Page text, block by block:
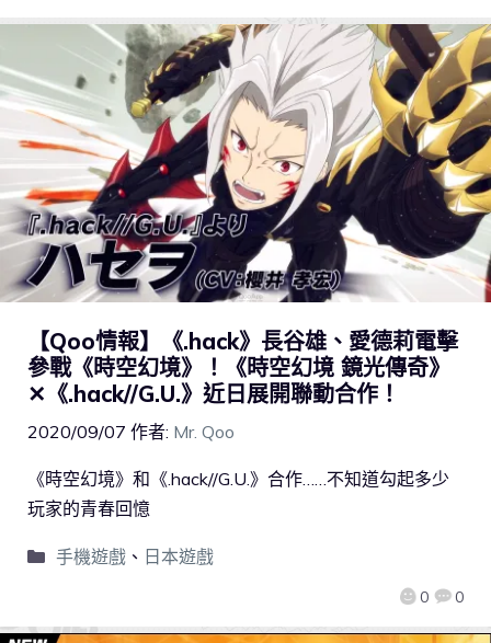
【Qoo情報】《.hack》長谷雄、愛德莉電擊
參戰《時空幻境》！《時空幻境 鏡光傳奇》
✕《.hack//G.U.》近日展開聯動合作！
2020/09/07 作者: Mr. Qoo
0 0
《時空幻境》和《.hack//G.U.》合作……不知道勾起多少
玩家的青春回憶
手機遊戲、 日本遊戲